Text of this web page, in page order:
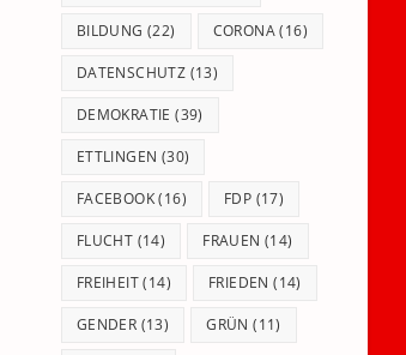
BILDUNG (22) CORONA(16)
DATENSCHUTZ (13)
DEMOKRATIE (39)
ETTLINGEN (30)
FACEBOOK(16) FDP (17)
FLUCHT (14) FRAUEN (14)
FREIHEIT(14) FRIEDEN (14)
GENDER (13) GRÜN (11)